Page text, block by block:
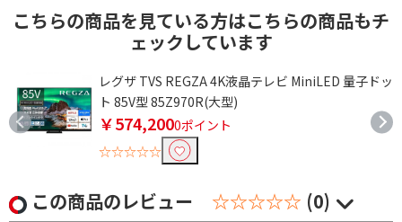
こちらの商品を見ている方はこちらの商品もチ
ェックしています
レグザ TVS REGZA 4K液晶テレビ MiniLED 量子ドッ
ト 85V型 85Z970R(大型)
￥574,2000ポイント
☆☆☆☆☆
この商品のレビュー ☆☆☆☆☆ (0)